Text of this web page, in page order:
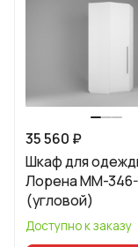
35 560 ₽
Шкаф для
Лорена ММ-
(угловой)
Доступно к заказу